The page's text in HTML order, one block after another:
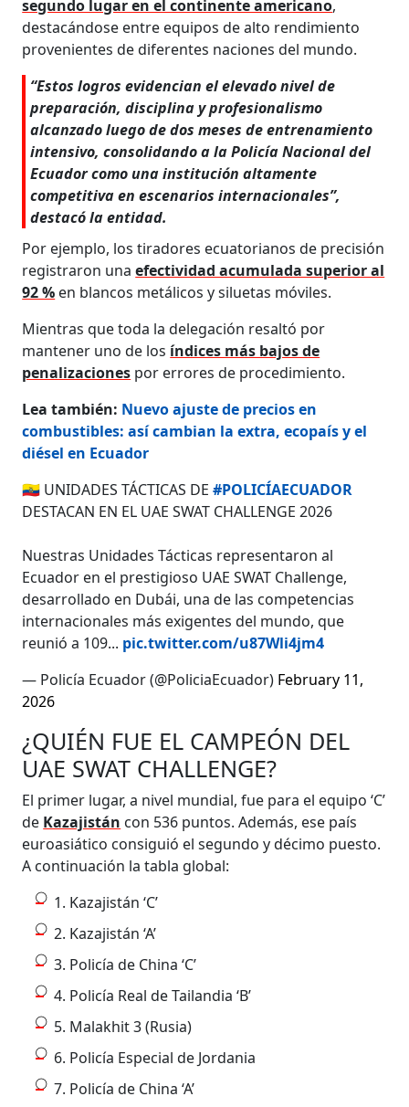
segundo lugar en el continente americano,
destacándose entre equipos de alto rendimiento
provenientes de diferentes naciones del mundo.
“Estos logros evidencian el elevado nivel de
preparación, disciplina y profesionalismo
alcanzado luego de dos meses de entrenamiento
intensivo, consolidando a la Policía Nacional del
Ecuador como una institución altamente
competitiva en escenarios internacionales”,
destacó la entidad.
Por ejemplo, los tiradores ecuatorianos de precisión
registraron unaefectividad acumulada superior al
92 % en blancos metálicos y siluetas móviles.
Mientras que toda la delegación resaltó por
mantener uno de los índices más bajos de
penalizaciones por errores de procedimiento.
Lea también: Nuevo ajuste de precios en
combustibles: así cambian la extra, ecopaís y el
diésel en Ecuador
🇪🇨 UNIDADES TÁCTICAS DE#POLICÍAECUADOR
DESTACAN EN EL UAE SWAT CHALLENGE 2026
Nuestras Unidades Tácticas representaron al
Ecuador en el prestigioso UAE SWAT Challenge,
desarrollado en Dubái, una de las competencias
internacionales más exigentes del mundo, que
reunió a 109... pic.twitter.com/u87Wli4jm4
— Policía Ecuador (@PoliciaEcuador) February 11,
2026
¿QUIÉN FUE EL CAMPEÓN DEL
UAE SWAT CHALLENGE?
El primer lugar, a nivel mundial, fue para el equipo ‘C’
de Kazajistán con 536 puntos. Además, ese país
euroasiático consiguió el segundo y décimo puesto.
A continuación la tabla global:
1. Kazajistán ‘C’
2. Kazajistán ‘A’
3. Policía de China ‘C’
4. Policía Real de Tailandia ‘B’
5. Malakhit 3 (Rusia)
6. Policía Especial de Jordania
7. Policía de China ‘A’